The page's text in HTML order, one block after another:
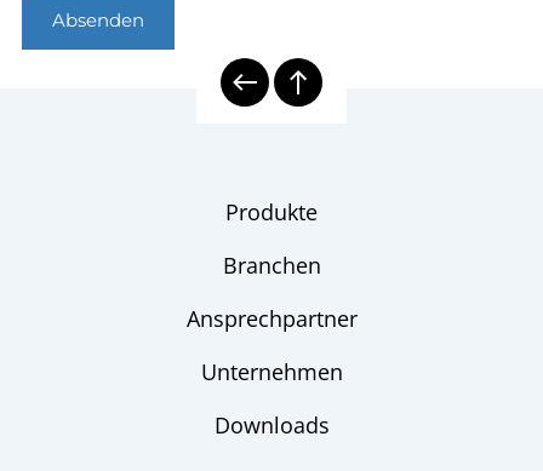
Absenden
Produkte
Branchen
Ansprechpartner
Unternehmen
Downloads